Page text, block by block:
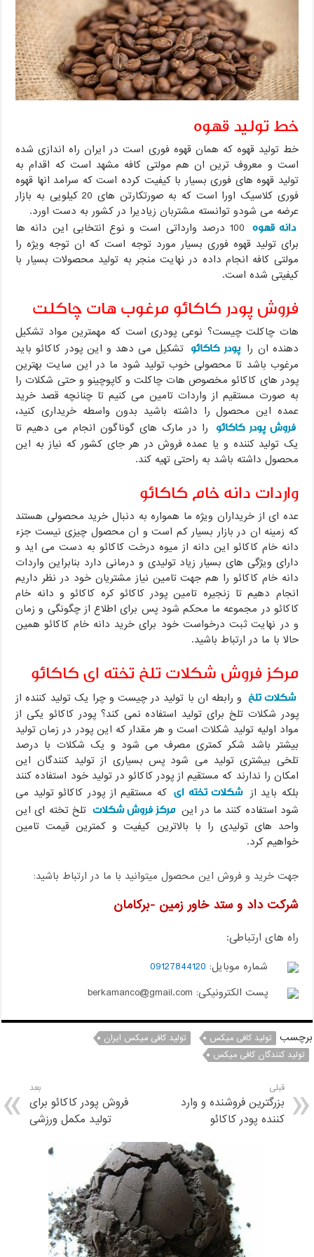
خط تولید قهوه
خط تولید قهوه که همان قهوه فوری است در ایران راه اندازی شده
است و معروف ترین ان هم مولتی کافه مشهد است که اقدام به
تولید قهوه های فوری بسیار با کیفیت کرده است که سرامد انها قهوه
فوری کلاسیک اورا است که به صورتکارتن های 20 کیلویی به بازار
عرضه می شودو توانسته مشتربان زیادیرا در کشور به دست اورد.
دانه قهوه
100 درصد وارداتی است و نوع انتخابی این دانه ها
برای تولید قهوه فوری بسیار مورد توجه است که ان توجه ویژه را
مولتی کافه انجام داده در نهایت منجر به تولید محصولات بسیار با
کیفیتی شده است.
فروش پودر کاکائو مرغوب هات چاکلت
هات چاکلت چیست؟ نوعی پودری است که مهمترین مواد تشکیل
دهنده ان را پودر کاکائو تشکیل می دهد و این پودر کاکائو باید
مرغوب باشد تا محصولی خوب تولید شود ما در این سایت بهترین
پودر های کاکائو مخصوص هات چاکلت و کاپوچینو و حتی شکلات را
به صورت مستقیم از واردات تامین می کنیم تا چنانچه قصد خرید
عمده این محصول را داشته باشید بدون واسطه خریداری کنید،
فروش پودر کاکائو را در مارک های گوناگون انجام می دهیم تا
یک تولید کننده و یا عمده فروش در هر جای کشور که نیاز به این
محصول داشته باشد به راحتی تهیه کند.
واردات دانه خام کاکائو
عده ای از خریداران ویژه ما همواره به دنبال خرید محصولی هستند
که زمینه ان در بازار بسیار کم است و ان محصول چیزی نیست جزء
دانه خام کاکائو این دانه از میوه درخت کاکائو به دست می اید و
دارای ویژگی های بسیار زیاد تولیدی و درمانی دارد بنابراین واردات
دانه خام کاکائو را هم جهت تامین نیاز مشتریان خود در نظر داریم
انجام دهیم تا زنجیره تامین پودر کاکائو کره کاکائو و دانه خام
کاکائو در مجموعه ما محکم شود پس برای اطلاع از چگونگی و زمان
و در نهایت ثبت درخواست خود برای خرید دانه خام کاکائو همین
حالا با ما در ارتباط باشید.
مرکز فروش شکلات تلخ تخته ای کاکائو
شکلات تلخ و رابطه ان با تولید در چیست و چرا یک تولید کننده از
پودر شکلات تلخ برای تولید استفاده نمی کند؟ پودر کاکائو یکی از
مواد اولیه تولید شکلات است و هر مقدار که این پودر در زمان تولید
بیشتر باشد شکر کمتری مصرف می شود و یک شکلات با درصد
تلخی بیشتری تولید می شود پس بسیاری از تولید کنندگان این
امکان را ندارند که مستقیم از پودر کاکائو در تولید خود استفاده کنند
بلکه باید از شکلات تخته ای که مستقیم از پودر کاکائو تولید می
شود استفاده کنند ما در این مرکز فروش شکلات تلخ تخته ای این
واحد های تولیدی را با بالاترین کیفیت و کمترین قیمت تامین
خواهیم کرد.
جهت خرید و فروش این محصول میتوانید با ما در ارتباط باشید:
شرکت داد و ستد خاور زمین -برکامان
راه های ارتباطی:
شماره موبایل: 09127844120
پست الکترونیکی: berkamanco@gmail.com
برچسب تولید کافی میکس
تولید کافی میکس ایران
تولید کنندگان کافی میکس
قبلی
بزرگترین فروشنده و وارد
کننده پودر کاکائو
بعد
فروش پودر کاکائو برای
تولید مکمل ورزشی